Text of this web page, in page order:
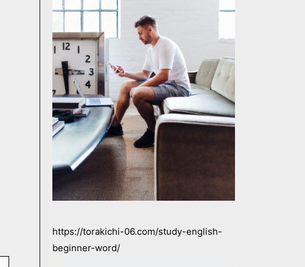
https://torakichi-06.com/study-english-
beginner-word/